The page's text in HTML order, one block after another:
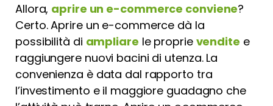
Allora, aprire un e-commerce conviene?
Certo. Aprire un e-commerce dà la
possibilità di ampliare le proprie vendite e
raggiungere nuovi bacini di utenza. La
convenienza è data dal rapporto tra
l’investimento e il maggiore guadagno che